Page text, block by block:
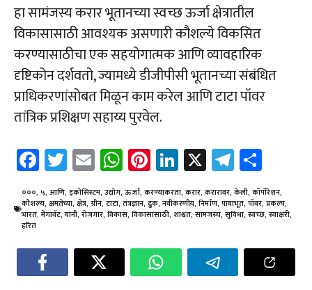
हा सामंजस्य करार भूतानच्या स्वच्छ ऊर्जा क्षेत्रातील
विकासासाठी आवश्यक असणारी कौशल्ये विकसित
करण्यासाठीचा एक सहयोगात्मक आणि व्यावहारिक
दृष्टिकोन दर्शवतो, ज्यामध्ये डीजीपीसी भूतानच्या संबंधित
प्राधिकरणांसोबत मिळून काम करेल आणि टाटा पॉवर
तांत्रिक प्रशिक्षण सहाय्य पुरवेल.
Fa
ce
b
o
ok
T
wi
tt
er
E
m
ail
W
h
at
sA
p
p
Pi
nt
er
es
t
Li
nk
e
dI
n
X Te
le
gr
a
m
ar
e
०००, ५, आणि, इकोसिस्टम, उद्योग, ऊर्जा, करण्याकरता, करार, करारावर, केली, कॉर्पोरेशन,
कौशल्य, क्षमतेच्या, क्षेत्र, ग्रीन, टाटा, तंत्रज्ञान, द्रुक,नवीकरणीय, निर्माण, पायाभूत, पॉवर, प्रकल्प,
भारत,मेगावॅट,यांनी, रोजगार, विकास, विकासासाठी, शाश्वत, सामंजस्य, सुविधा, स्वच्छ, स्वाक्षरी,
हरित